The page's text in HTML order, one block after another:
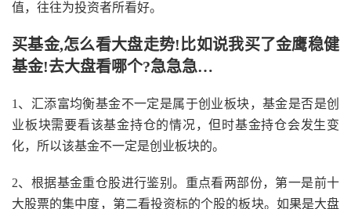
值，往往为投资者所看好。
买基金,怎么看大盘走势!比如说我买了金鹰稳健
基金!去大盘看哪个?急急急…
1、汇添富均衡基金不一定是属于创业板块，基金是否是创
业板块需要看该基金持仓的情况，但时基金持仓会发生变
化，所以该基金不一定是创业板块的。
2、根据基金重仓股进行鉴别。重点看两部份，第一是前十
大股票的集中度，第二看投资标的个股的板块。如果是大盘